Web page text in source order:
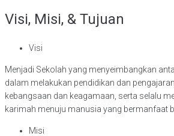
Visi, Misi, & Tujuan
Visi
Menjadi Sekolah yang menyeimbangkan
dalam melakukan pendidikan dan
kebangsaan dan keagamaan, serta selalu
karimah menuju manusia yang bermanfaat
Misi